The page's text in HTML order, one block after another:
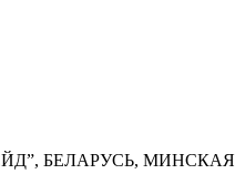
БЕЛАРУСЬ,